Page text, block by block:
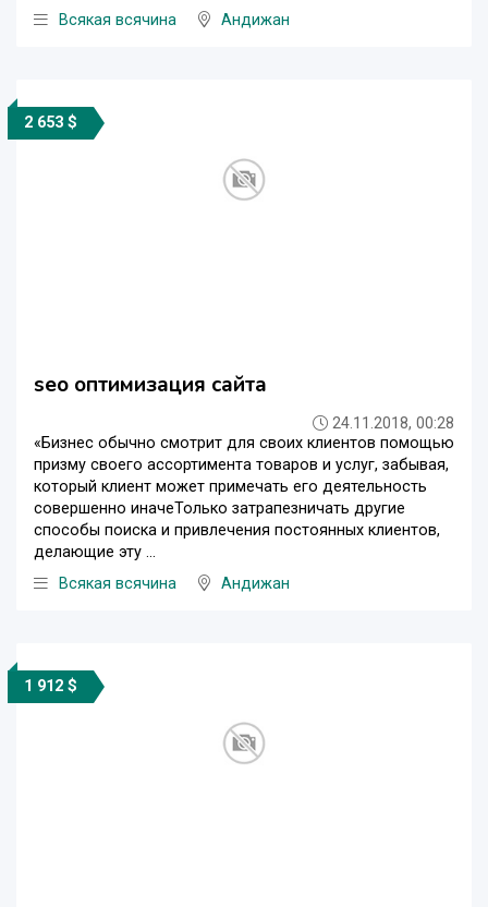
Всякая всячина
Андижан
2 653 $
seo оптимизация сайта
24.11.2018, 00:28
«Бизнес обычно смотрит для своих клиентов помощью
призму своего ассортимента товаров и услуг, забывая,
который клиент может примечать его деятельность
совершенно иначеТолько затрапезничать другие
способы поиска и привлечения постоянных клиентов,
делающие эту ...
Всякая всячина
Андижан
1 912 $